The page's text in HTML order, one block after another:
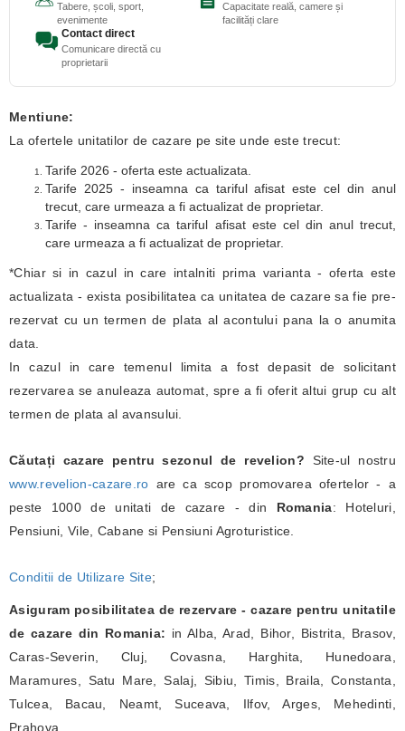
Tabere, școli, sport,
evenimente
Capacitate reală, camere și
facilități clare
Contact direct
Comunicare directă cu
proprietarii
Mentiune:
La ofertele unitatilor de cazare pe site unde este trecut:
Tarife 2026 - oferta este actualizata.
Tarife 2025 - inseamna ca tariful afisat este cel din anul
trecut, care urmeaza a fi actualizat de proprietar.
Tarife - inseamna ca tariful afisat este cel din anul trecut,
care urmeaza a fi actualizat de proprietar.
*Chiar si in cazul in care intalniti prima varianta - oferta este
actualizata - exista posibilitatea ca unitatea de cazare sa fie pre-
rezervat cu un termen de plata al acontului pana la o anumita
data.
In cazul in care temenul limita a fost depasit de solicitant
rezervarea se anuleaza automat, spre a fi oferit altui grup cu alt
termen de plata al avansului.
Căutați cazare pentru sezonul de revelion? Site-ul nostru
www.revelion-cazare.ro are ca scop promovarea ofertelor - a
peste 1000 de unitati de cazare - din Romania: Hoteluri,
Pensiuni, Vile, Cabane si Pensiuni Agroturistice.
Conditii de Utilizare Site;
Asiguram posibilitatea de rezervare - cazare pentru unitatile
de cazare din Romania: in Alba, Arad, Bihor, Bistrita, Brasov,
Caras-Severin, Cluj, Covasna, Harghita, Hunedoara,
Maramures, Satu Mare, Salaj, Sibiu, Timis, Braila, Constanta,
Tulcea, Bacau, Neamt, Suceava, Ilfov, Arges, Mehedinti,
Prahova.